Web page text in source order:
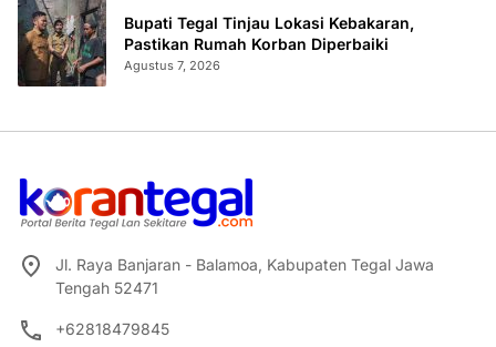
Bupati Tegal Tinjau Lokasi Kebakaran,
Pastikan Rumah Korban Diperbaiki
Agustus 7, 2026
Jl. Raya Banjaran - Balamoa, Kabupaten Tegal Jawa
Tengah 52471
+62818479845